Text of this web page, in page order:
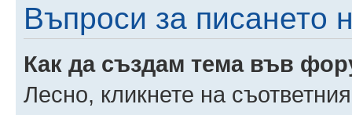
Въпроси за писането
Как да създам тема във
Лесно, кликнете на